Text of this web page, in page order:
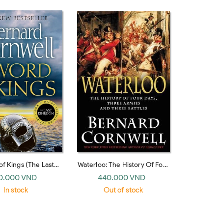
Kings (The Last
Series #12)
VND
In stock
Waterloo: The History Of Four
Days, Three Armies, And
Three Battles
440.000 VND
Out of stock